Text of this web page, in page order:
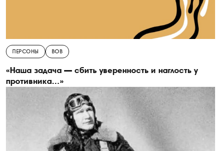
ПЕРСОНЫ ВОВ
«Наша задача — сбить уверенность и наглость у
противника…»